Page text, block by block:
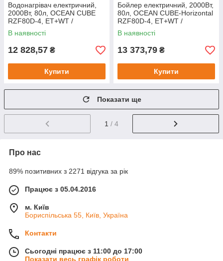
Водонагрівач електричний,
2000Вт, 80л, OCEAN CUBE
RZF80D-4, ET+WT /
Електричний бойлер /
Водонагрівач
В наявності
12 828,57 ₴
Купити
Бойлер електричний, 2000Вт,
80л, OCEAN CUBE-Horizontal
RZF80D-4, ET+WT /
Електричний нагрівач води /
Водонагрівач
В наявності
13 373,79 ₴
Купити
Показати ще
1 / 4
Про нас
89% позитивних з 2271 відгука за рік
Працює з 05.04.2016
м. Київ
Бориспільська 55, Київ, Україна
Контакти
Сьогодні працює з 11:00 до 17:00
Показати весь графік роботи